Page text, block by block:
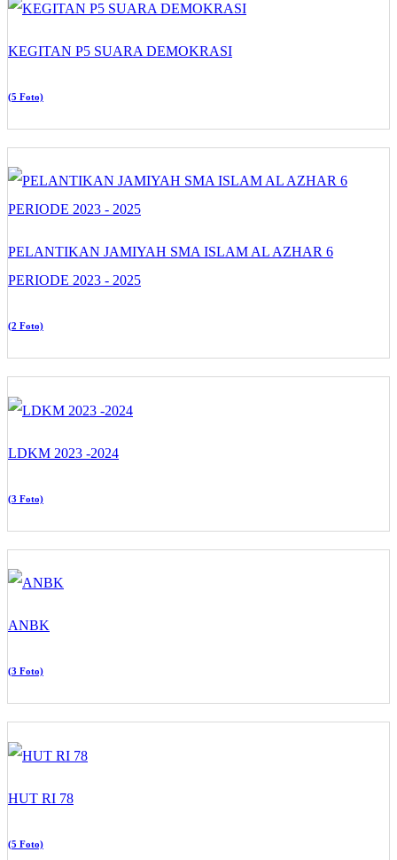
KEGITAN P5 SUARA DEMOKRASI
(5 Foto)
PELANTIKAN JAMIYAH SMA ISLAM AL AZHAR 6
PERIODE 2023 - 2025
(2 Foto)
LDKM 2023 -2024
(3 Foto)
ANBK
(3 Foto)
HUT RI 78
(5 Foto)